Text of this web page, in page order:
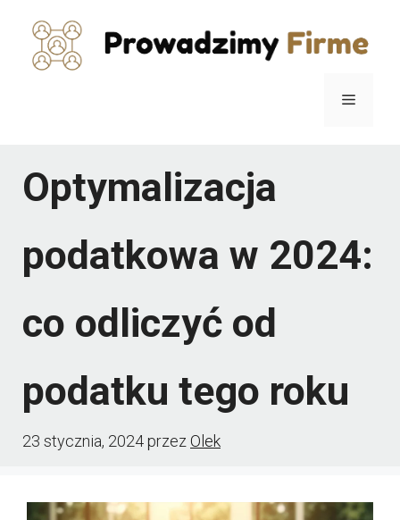
Menu
Optymalizacja
podatkowa w 2024:
co odliczyć od
podatku tego roku
23 stycznia, 2024przez Olek